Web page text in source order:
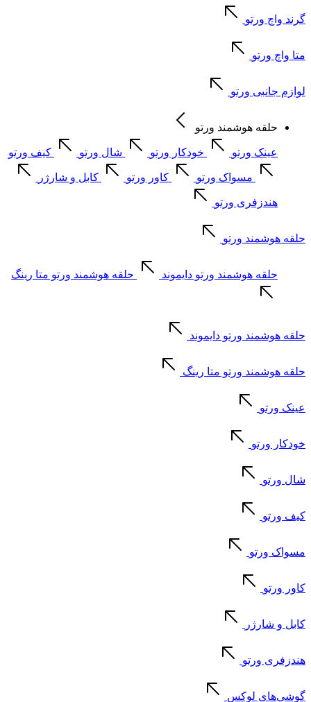
گرند واچ ورتو
متا واچ ورتو
لوازم جانبی ورتو
حلقه هوشمند ورتو
عینک ورتو خودکار ورتو شال ورتو کیف ورتو
مسواک ورتو کاور ورتو کابل و شارژر
هندزفری ورتو
حلقه هوشمند ورتو
حلقه هوشمند ورتو دایموند حلقه هوشمند ورتو متا رینگ
حلقه هوشمند ورتو دایموند
حلقه هوشمند ورتو متا رینگ
عینک ورتو
خودکار ورتو
شال ورتو
کیف ورتو
مسواک ورتو
کاور ورتو
کابل و شارژر
هندزفری ورتو
گوشی‌های لوکس